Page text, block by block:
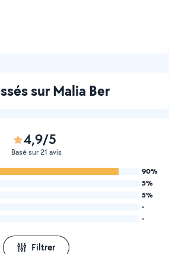
sur Malia Ber
4,9/5
Basé sur 21 avis
90%
5%
5%
-
-
Filtrer